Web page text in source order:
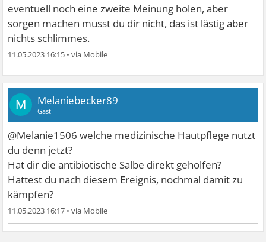
eventuell noch eine zweite Meinung holen, aber
sorgen machen musst du dir nicht, das ist lästig aber
nichts schlimmes.
11.05.2023 16:15 •
M Melaniebecker89
Gast
@Melanie1506 welche medizinische Hautpflege nutzt
du denn jetzt?
Hat dir die antibiotische Salbe direkt geholfen?
Hattest du nach diesem Ereignis, nochmal damit zu
kämpfen?
11.05.2023 16:17 •